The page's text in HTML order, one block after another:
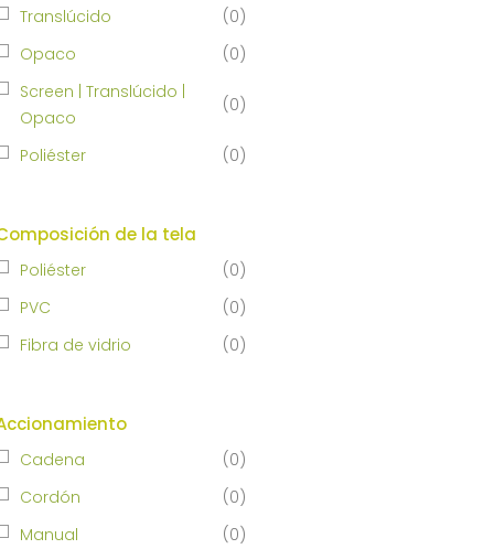
Translúcido
(0)
Opaco
(0)
Screen | Translúcido |
Opaco
(0)
Poliéster (0)
de la tela
Poliéster (0)
PVC
(0)
Fibra de vidrio
(0)
Cadena (0)
Cordón
(0)
Manual
(0)